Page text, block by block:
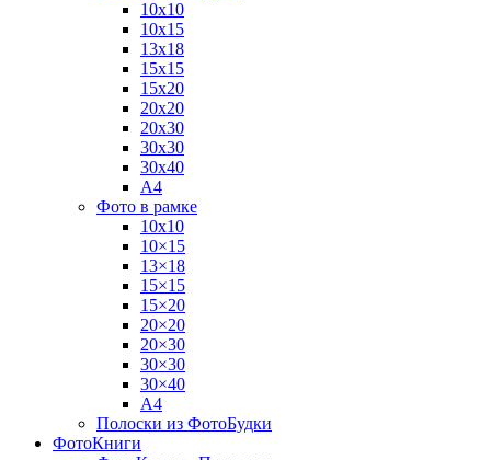
10х10
10х15
13х18
15х15
15х20
20х20
20х30
30х30
30х40
А4
Фото в рамке
10х10
10×15
13×18
15×15
15×20
20×20
20×30
30×30
30×40
A4
Полоски из ФотоБудки
ФотоКниги